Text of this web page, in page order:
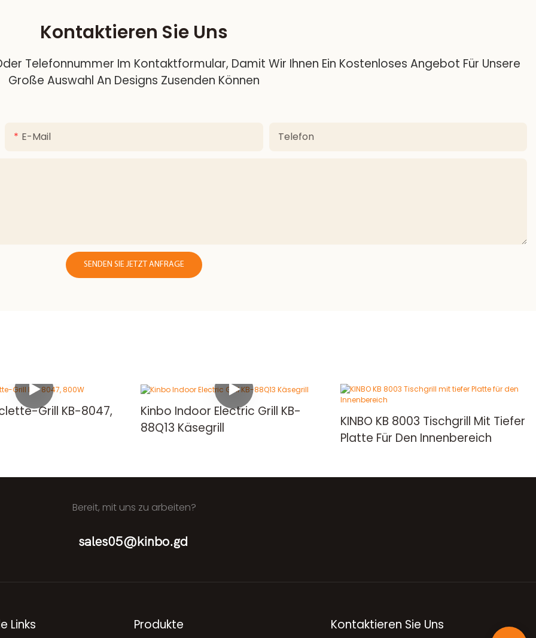
Kontaktieren Sie Uns
Telefonnummer Im Kontaktformular, Damit Wir Ihnen Ein Kostenloses Angebot Für Unsere
Große Auswahl An Designs Zusenden Können
E-Mail Telefon
SENDEN SIE JETZT ANFRAGE
Grill KB-8047,
Kinbo Indoor Electric Grill KB-
88Q13 Käsegrill
KINBO KB 8003 Tischgrill Mit Tiefer
Platte Für Den Innenbereich
Bereit, mit uns zu arbeiten?
sales05@kinbo.gd
Links Produkte Kontaktieren Sie Uns